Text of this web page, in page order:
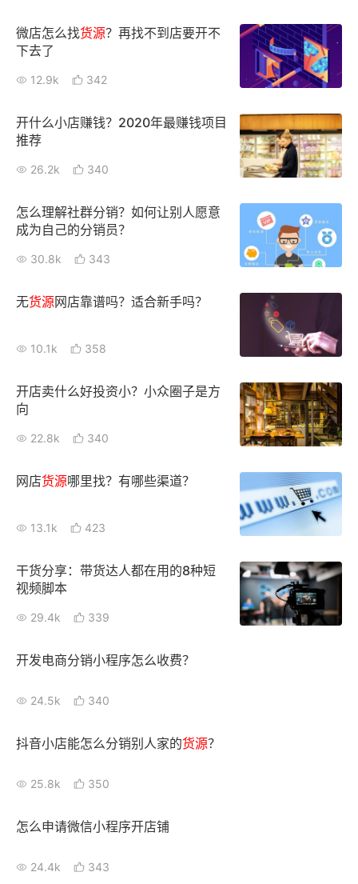
认证服务商 设计服务商
微店怎么找货源？再找不到店要开不
下去了
12.9k 342
开什么小店赚钱？2020年最赚钱项目
推荐
26.2k 340
怎么理解社群分销？如何让别人愿意
成为自己的分销员？
30.8k 343
无货源网店靠谱吗？适合新手吗？
10.1k 358
开店卖什么好投资小？小众圈子是方
向
22.8k 340
网店货源哪里找？有哪些渠道？
13.1k 423
干货分享：带货达人都在用的8种短
视频脚本
29.4k 339
开发电商分销小程序怎么收费？
24.5k 340
抖音小店能怎么分销别人家的货源？
25.8k 350
怎么申请微信小程序开店铺
24.4k 343